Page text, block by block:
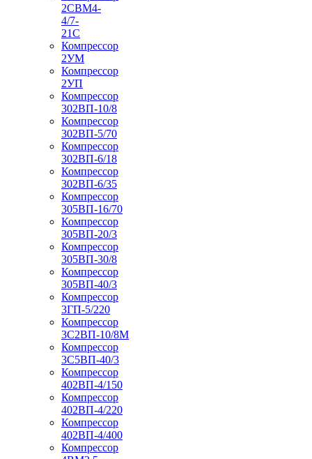
2СВМ4-
4/7-
21С
Компрессор
2УМ
Компрессор
2УП
Компрессор
302ВП-10/8
Компрессор
302ВП-5/70
Компрессор
302ВП-6/18
Компрессор
302ВП-6/35
Компрессор
305ВП-16/70
Компрессор
305ВП-20/3
Компрессор
305ВП-30/8
Компрессор
305ВП-40/3
Компрессор
3ГП-5/220
Компрессор
3С2ВП-10/8М
Компрессор
3С5ВП-40/3
Компрессор
402ВП-4/150
Компрессор
402ВП-4/220
Компрессор
402ВП-4/400
Компрессор